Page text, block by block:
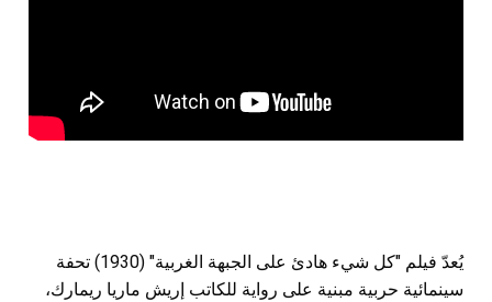
يُعدّ فيلم "كل شيء هادئ على الجبهة الغربية" (1930) تحفة
سينمائية حربية مبنية على رواية للكاتب إريش ماريا ريمارك،